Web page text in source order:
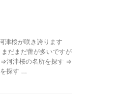
桜が咲き誇ります
だまだ蕾が多いですが
⇒河津桜の名所を探す ⇒
探す ...